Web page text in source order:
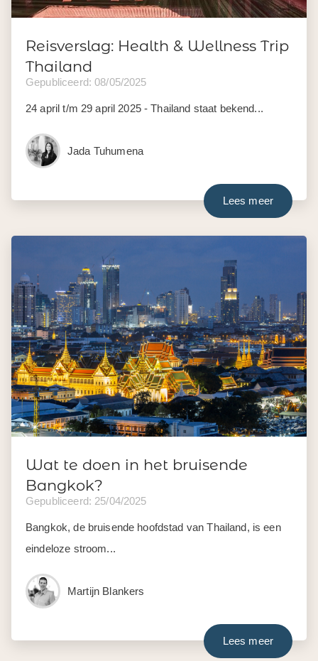
Reisverslag: Health & Wellness Trip
Thailand
Gepubliceerd: 08/05/2025
24 april t/m 29 april 2025 - Thailand staat bekend...
Jada Tuhumena
Lees meer
Wat te doen in het bruisende
Bangkok?
Gepubliceerd: 25/04/2025
Bangkok, de bruisende hoofdstad van Thailand, is een
eindeloze stroom...
Martijn Blankers
Lees meer